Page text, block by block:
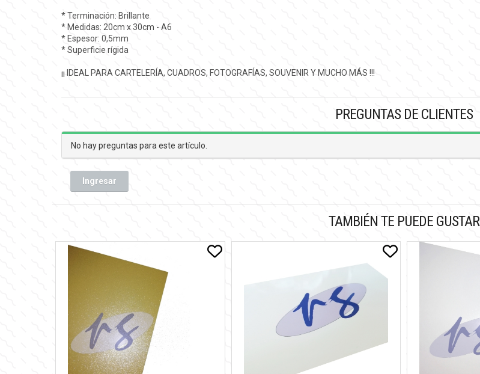
* Terminación: Brillante
* Medidas: 20cm x 30cm - A6
* Espesor: 0,5mm
* Superficie rígida
¡¡ IDEAL PARA CARTELERÍA, CUADROS, FOTOGRAFÍAS, SOUVENIR Y MUCHO MÁS !!!
PREGUNTAS DE CLIENTES
No hay preguntas para este artículo.
Ingresar
TAMBIÉN TE PUEDE GUSTAR